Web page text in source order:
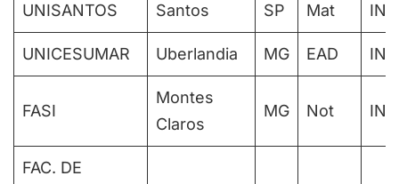
UNISANTOS Santos SP Mat
UNICESUMAR Uberlandia MG EAD
FASI
Montes
Claros
MG Not
FAC. DE